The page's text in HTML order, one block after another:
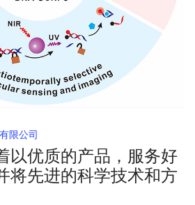
限公司
以优质的产品，服务好
将先进的科学技术和方